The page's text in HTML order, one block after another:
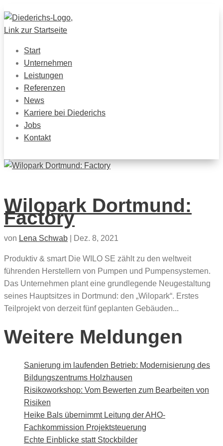
Start
Unternehmen
Leistungen
Referenzen
News
Karriere bei Diederichs
Jobs
Kontakt
Wilopark Dortmund:
Factory
von Lena Schwab Dez. 8, 2021
Produktiv & smart Die WILO SE zählt zu den weltweit
führenden Herstellern von Pumpen und Pumpensystemen.
Das Unternehmen plant eine grundlegende Neugestaltung
seines Hauptsitzes in Dortmund: den „Wilopark“. Erstes
Teilprojekt von derzeit fünf geplanten Gebäuden...
Weitere Meldungen
Sanierung im laufenden Betrieb: Modernisierung des
Bildungszentrums Holzhausen
Risikoworkshop: Vom Bewerten zum Bearbeiten von
Risiken
Heike Bals übernimmt Leitung der AHO-
Fachkommission Projektsteuerung
Echte Einblicke statt Stockbilder